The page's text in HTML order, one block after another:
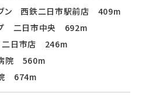
ブン 西鉄二日市駅前店 409m
プ 二日市中央 692m
二日市店 246m
院 560m
674m